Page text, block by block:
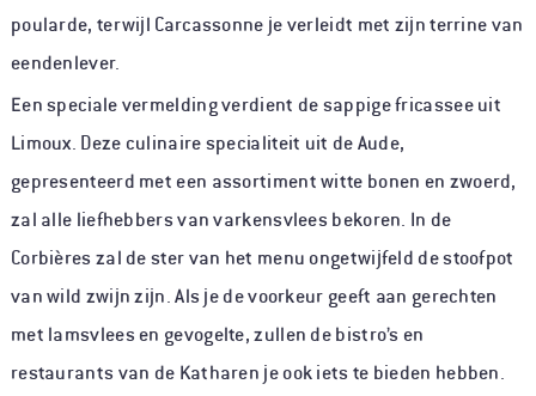
poularde, terwijl Carcassonne je verleidt met zijn terrine van
eendenlever.
Een speciale vermelding verdient de sappige fricassee uit
Limoux. Deze culinaire specialiteit uit de Aude,
gepresenteerd met een assortiment witte bonen en zwoerd,
zal alle liefhebbers van varkensvlees bekoren. In de
Corbières zal de ster van het menu ongetwijfeld de stoofpot
van wild zwijn zijn. Als je de voorkeur geeft aan gerechten
met lamsvlees en gevogelte, zullen de bistro’s en
restaurants van de Katharen je ook iets te bieden hebben.